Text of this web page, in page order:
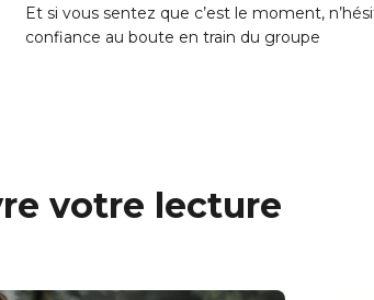
Et si vous sentez que c’est le moment,
confiance au boute en train du groupe
votre lecture